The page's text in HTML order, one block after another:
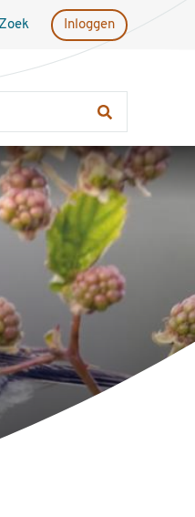
Zoek Inloggen